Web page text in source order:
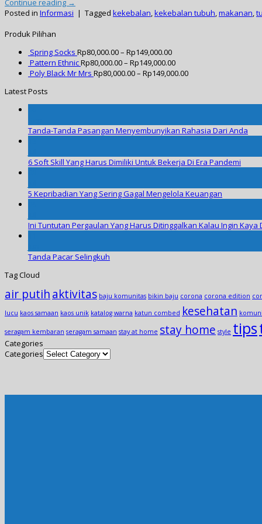
Continue reading →
Posted in Informasi | Tagged kekebalan,kekebalan tubuh,makanan,
Produk Pilihan
Spring Socks Rp80,000.00– Rp149,000.00
Pattern EthnicRp80,000.00– Rp149,000.00
Poly Black Mr Mrs Rp80,000.00– Rp149,000.00
Latest Posts
Tanda-Tanda Pasangan Menyembunyikan Rahasia Dari Anda
6 Soft Skill Yang Harus Dimiliki Untuk Bekerja Di Era Pandemi
5 Kepribadian Yang Sering Gagal Mengelola Keuangan
Ini Tuntutan Pergaulan Yang Harus Ditinggalkan Kalau Ingin Kaya
Tanda Pacar Selingkuh
Tag Cloud
air putihaktivitas baju komunitas bikin baju corona corona edition
lucu kaos samaan kaos unik katalog warna katun combed kesehatan
seragam kembaran seragam samaan stay at home stay home style tips
Categories
Categories